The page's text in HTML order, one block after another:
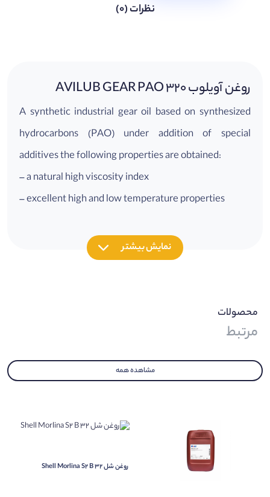
نظرات (0)
روغن آویلوب AVILUB GEAR PAO 320
A synthetic industrial gear oil based on synthesized
hydrocarbons (PAO) under addition of special
additives the following properties are obtained:
– a natural high viscosity index
– excellent high and low temperature properties
– a high resistance to ‘micro-pitting’
نمایش بیشتر
محصولات
مرتبط
مشاهده همه
روغن شل Shell Morlina S2 B 32